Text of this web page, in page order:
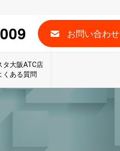
お問い合わせ
タ大阪ATC店
くある質問